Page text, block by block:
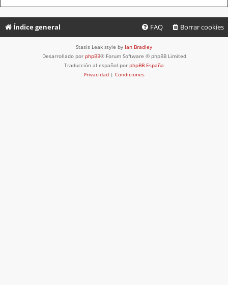
Índice general Borrar cookies
FAQ
Stasis Leak style by Ian Bradley
Desarrollado por phpBB® Forum Software © phpBB Limited
Traducción al español por phpBB España
Privacidad | Condiciones